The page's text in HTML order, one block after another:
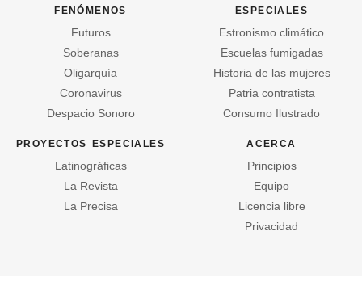
fenómenos
Futuros
Soberanas
Oligarquía
Coronavirus
Despacio Sonoro
especiales
Estronismo climático
Escuelas fumigadas
Historia de las mujeres
Patria contratista
Consumo Ilustrado
proyectos especiales
Latinográficas
La Revista
La Precisa
acerca
Principios
Equipo
Licencia libre
Privacidad